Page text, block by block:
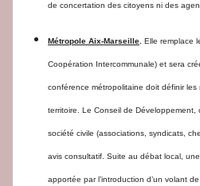
de concertation des citoyens ni des
Métropole Aix-Marseille Elle remplace
Coopération Intercommunale) et sera
conférence métropolitaine doit définir les
territoire. Le Conseil de
société civile (associations, syndicats,
avis consultatif. Suite au débat local,
apportée par l’introduction d’un volant